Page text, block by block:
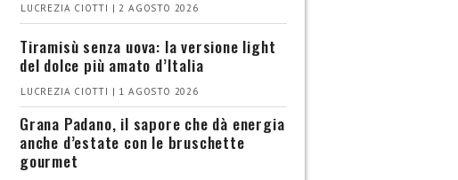
LUCREZIA CIOTTI | 2 AGOSTO 2026
Tiramisù senza uova: la versione light
del dolce più amato d’Italia
LUCREZIA CIOTTI | 1 AGOSTO 2026
Grana Padano, il sapore che dà energia
anche d’estate con le bruschette
gourmet